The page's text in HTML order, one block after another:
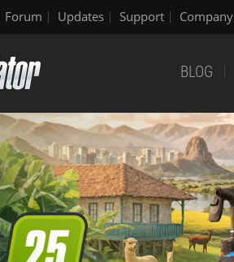
Forum Updates Support Company
BLOG